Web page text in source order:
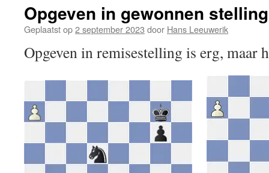
Opgeven in gewonnen
Geplaatst op2 september 2023 door Hans Leeuwerik
Opgeven in remisestelling is erg, maar